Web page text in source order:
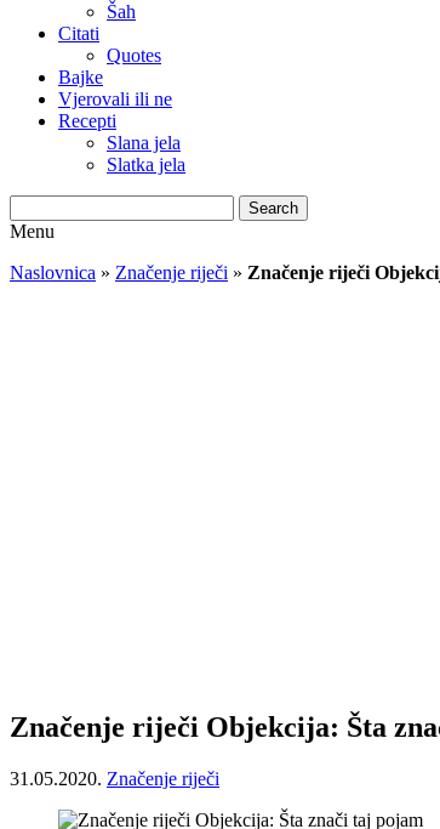
Šah
Citati
Quotes
Bajke
Vjerovali ili ne
Recepti
Slana jela
Slatka jela
Search
Menu
Naslovnica » Značenje riječi » Značenje riječi
Značenje riječi Objekcija: Šta
31.05.2020. Značenje riječi